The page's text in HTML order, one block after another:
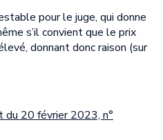
pour le juge, qui donne
s’il convient que le prix
donnant donc raison (sur
du 20 février 2023, n°